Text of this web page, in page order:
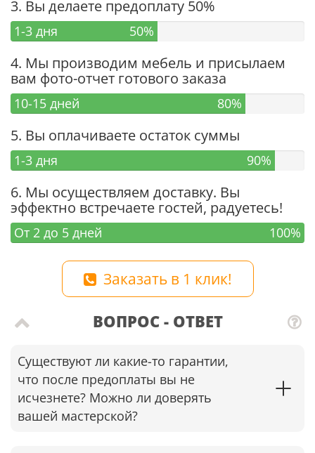
3. Вы делаете предоплату 50%
1-3 дня 50%
4. Мы производим мебель и присылаем
вам фото-отчет готового заказа
10-15 дней 80%
5. Вы оплачиваете остаток суммы
1-3 дня 90%
6. Мы осуществляем доставку. Вы
эффектно встречаете гостей, радуетесь!
От 2 до 5 дней 100%
Заказать в 1 клик!
ВОПРОС - ОТВЕТ
Существуют ли какие-то гарантии,
что после предоплаты вы не
исчезнете? Можно ли доверять
вашей мастерской?